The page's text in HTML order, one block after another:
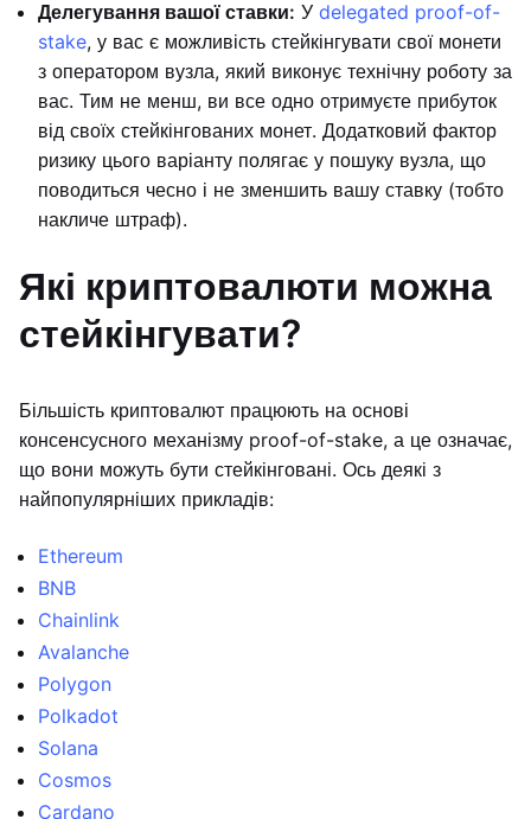
Делегування вашої ставки: У delegated proof-of-
stake, у вас є можливість стейкінгувати свої монети
з оператором вузла, який виконує технічну роботу за
вас. Тим не менш, ви все одно отримуєте прибуток
від своїх стейкінгованих монет. Додатковий фактор
ризику цього варіанту полягає у пошуку вузла, що
поводиться чесно і не зменшить вашу ставку (тобто
накличе штраф).
Які криптовалюти можна
стейкінгувати?
Більшість криптовалют працюють на основі
консенсусного механізму proof-of-stake, а це означає,
що вони можуть бути стейкінговані. Ось деякі з
найпопулярніших прикладів:
Ethereum
BNB
Chainlink
Avalanche
Polygon
Polkadot
Solana
Cosmos
Cardano